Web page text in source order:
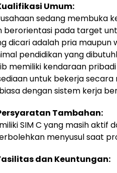
Umum:
sedang membuka
berorientasi pada target
dicari adalah pria maupun
pendidikan yang
memiliki kendaraan
untuk bekerja
dengan sistem kerja
Tambahan:
SIM C yang masih aktif
menyusul saat
dan Keuntungan: